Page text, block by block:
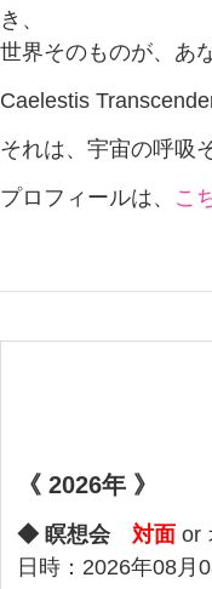
き、
世界そのものが、あ
Caelestis
それは、宇宙の呼吸
プロフィールは、 こ
《 2026年 》
◆ 瞑想会 対面 or
日時：2026年08月